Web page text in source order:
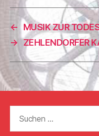
←
MUSIK ZUR
→ ZEHLENDORFER
nach: